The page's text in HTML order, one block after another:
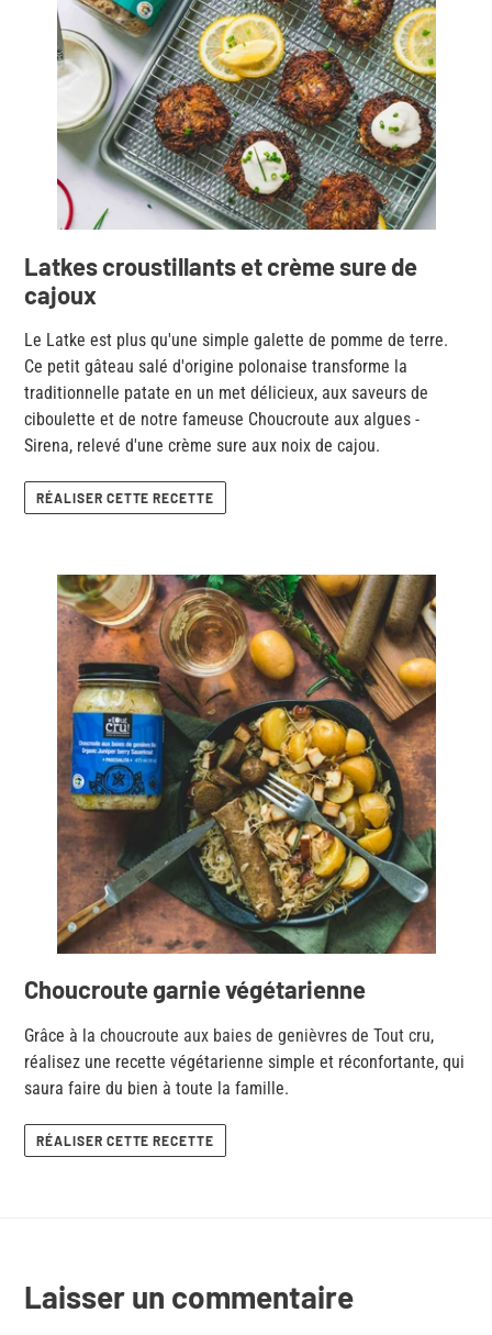
Latkes croustillants et crème sure de
cajoux
Le Latke est plus qu'une simple galette de pomme de terre.
Ce petit gâteau salé d'origine polonaise transforme la
traditionnelle patate en un met délicieux, aux saveurs de
ciboulette et de notre fameuse Choucroute aux algues -
Sirena, relevé d'une crème sure aux noix de cajou.
RÉALISER CETTE RECETTE
Choucroute garnie végétarienne
Grâce à la choucroute aux baies de genièvres de Tout cru,
réalisez une recette végétarienne simple et réconfortante, qui
saura faire du bien à toute la famille.
RÉALISER CETTE RECETTE
Laisser un commentaire